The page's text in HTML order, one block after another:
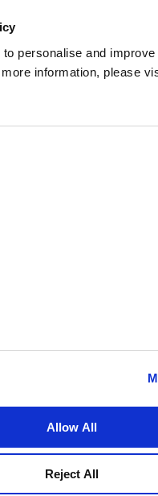
personalise and
information, please
Allow All
Reject All
Frasers Hospitality Pte Ltd. 프